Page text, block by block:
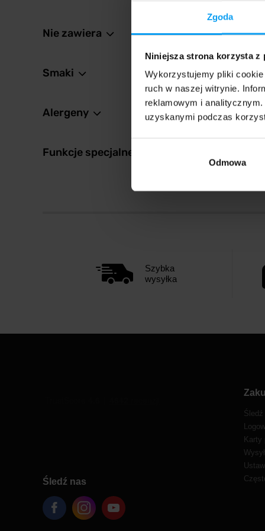
Zgoda
Niniejsza strona korzysta z
Wykorzystujemy pliki
ruch w naszej witrynie.
reklamowym i
uzyskanymi podczas
Odmowa
Nie zawiera
Smaki
Alergeny
Funkcje specjalne
274,49
W
Szybka
wysyłka
Śledź nas
Śledź
Karty